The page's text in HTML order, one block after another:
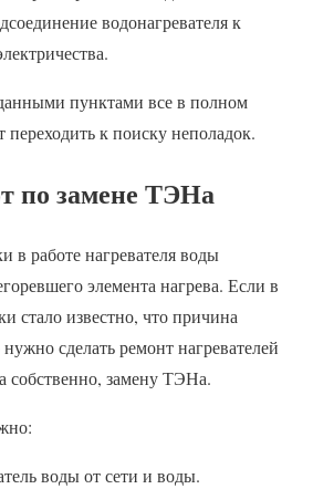
водонагревателя к
пунктами все в полном
переходить к поиску неполадок.
по замене ТЭНа
в работе нагревателя воды
элемента нагрева. Если в
стало известно, что причина
сделать ремонт нагревателей
собственно, замену ТЭНа.
воды от сети и воды.